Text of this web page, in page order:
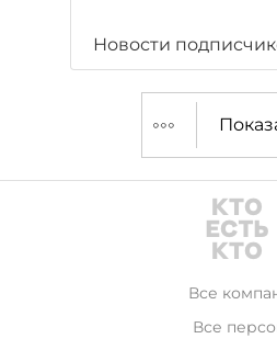
Новости
Все
Все